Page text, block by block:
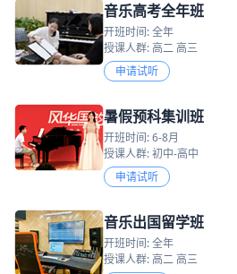
音乐高考全年班
开班时间: 全年
授课人群: 高二 高三
申请试听
暑假预科集训班
开班时间: 6-8月
授课人群: 初中-高中
申请试听
音乐出国留学班
开班时间: 全年
授课人群: 高二 高三